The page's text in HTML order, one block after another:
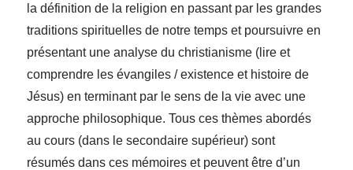
la définition de la religion en passant par les grandes
traditions spirituelles de notre temps et poursuivre en
présentant une analyse du christianisme (lire et
comprendre les évangiles / existence et histoire de
Jésus) en terminant par le sens de la vie avec une
approche philosophique. Tous ces thèmes abordés
au cours (dans le secondaire supérieur) sont
résumés dans ces mémoires et peuvent être d’un